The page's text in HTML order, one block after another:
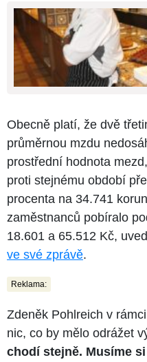
Obecně platí, že dvě
průměrnou mzdu
prostřední hodnota
proti stejnému období
procenta na 34.741
zaměstnanců pobíralo
18.601 a 65.512 Kč,
ve své zprávě.
Reklama:
Zdeněk Pohlreich v
nic, co by mělo odrážet
chodí stejně. Musíme